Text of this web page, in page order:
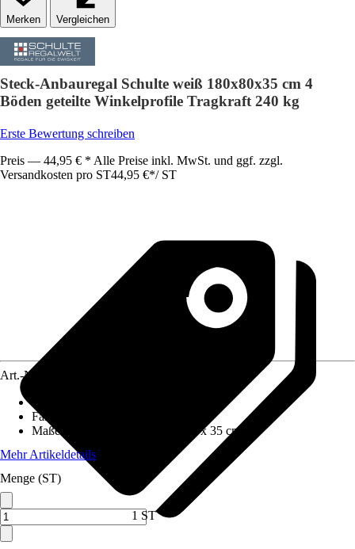
Vergleichen
Steck-Anbauregal Schulte weiß 180x80x35 cm 4
Böden geteilte Winkelprofile Tragkraft 240 kg
Erste Bewertung schreiben
Preis — 44,95 € * Alle Preise inkl. MwSt. und ggf. zzgl.
Versandkosten pro ST44,95 €*/ ST
Art.-Nr.
Farbton
Maße (BxHxT)
80 cm x 180 cm x 35 cm
Mehr Artikeldetails
Menge (ST)
1 ST